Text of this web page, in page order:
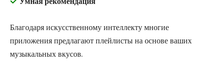
Благодаря искусственному интеллекту многие
приложения предлагают плейлисты на основе ваших
музыкальных вкусов.